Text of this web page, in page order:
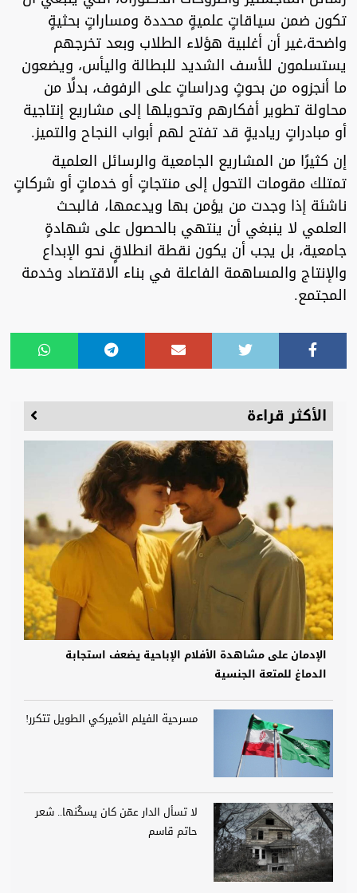
تكون ضمن سياقاتٍ علميةٍ محددة ومساراتٍ بحثيةٍ
واضحة،غير أن أغلبية هؤلاء الطلاب وبعد تخرجهم
يستسلمون للأسف الشديد للبطالة واليأس، ويضعون
ما أنجزوه من بحوثٍ ودراساتٍ على الرفوف، بدلًا من
محاولة تطوير أفكارهم وتحويلها إلى مشاريع إنتاجية
أو مبادراتٍ رياديةٍ قد تفتح لهم أبواب النجاح والتميز.
إن كثيرًا من المشاريع الجامعية والرسائل العلمية
تمتلك مقومات التحول إلى منتجاتٍ أو خدماتٍ أو شركاتٍ
ناشئة إذا وجدت من يؤمن بها ويدعمها، فالبحث
العلمي لا ينبغي أن ينتهي بالحصول على شهادةٍ
جامعية، بل يجب أن يكون نقطة انطلاقٍ نحو الإبداع
والإنتاج والمساهمة الفاعلة في بناء الاقتصاد وخدمة
المجتمع.
الأكثر قراءة
الإدمان على مشاهدة الأفلام الإباحية يضعف استجابة
الدماغ للمتعة الجنسية
مسرحية الفيلم الأميركي الطويل تتكرر!
لا تسأل الدار عمّن كان يسكُنها.. شعر
حاتم قاسم